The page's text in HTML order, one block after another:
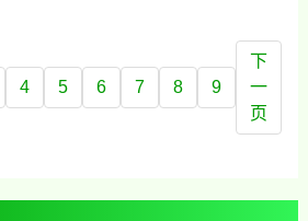
道对胆固醇的吸收，因此，可作为
高血压、动脉硬化患者的滋补品。
此外，这些油脂还可供给大脑基质
的需要。核桃中所含的微量元素锌
认知能力与专注力，适合高压状态
下的女性。作为低热量、高能量的
天然零食，每天一小把核桃即可补
充必要营养，优于高糖加工食品。
4 5 6 7 8 9
下
一
页